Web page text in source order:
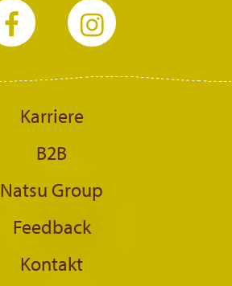
Karriere
B2B
Natsu Group
Feedback
Kontakt